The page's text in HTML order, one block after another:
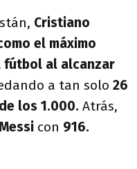
Cristiano
el máximo
al alcanzar
a tan solo 26
los 1.000. Atrás,
con 916.